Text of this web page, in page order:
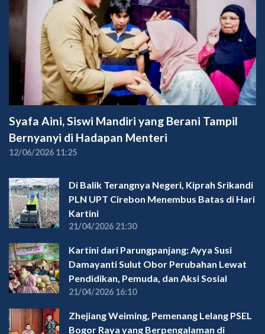
Syafa Aini, Siswi Mandiri yang Berani Tampil
Bernyanyi di Hadapan Menteri
12/06/2026 11:25
Di Balik Terangnya Negeri, Kiprah Srikandi
PLN UPT Cirebon Menembus Batas di Hari
Kartini
21/04/2026 21:30
Kartini dari Parungpanjang: Ayya Susi
Damayanti Sulut Obor Perubahan Lewat
Pendidikan, Pemuda, dan Aksi Sosial
21/04/2026 16:10
Zhejiang Weiming, Pemenang Lelang PSEL
Bogor Raya yang Berpengalaman di